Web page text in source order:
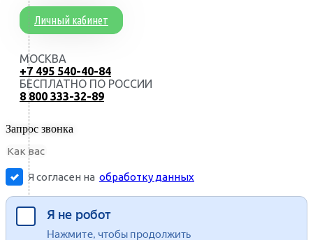
Личный кабинет
МОСКВА
+7 495 540-40-84
БЕСПЛАТНО ПО РОССИИ
8 800 333-32-89
Запрос звонка
Я согласен на обработку данных